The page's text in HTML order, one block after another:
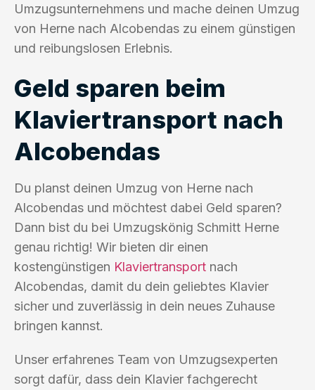
Umzugsunternehmens und mache deinen Umzug
von Herne nach Alcobendas zu einem günstigen
und reibungslosen Erlebnis.
Geld sparen beim
Klaviertransport nach
Alcobendas
Du planst deinen Umzug von Herne nach
Alcobendas und möchtest dabei Geld sparen?
Dann bist du bei Umzugskönig Schmitt Herne
genau richtig! Wir bieten dir einen
kostengünstigen Klaviertransport nach
Alcobendas, damit du dein geliebtes Klavier
sicher und zuverlässig in dein neues Zuhause
bringen kannst.
Unser erfahrenes Team von Umzugsexperten
sorgt dafür, dass dein Klavier fachgerecht